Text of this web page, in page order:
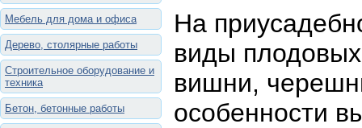
Мебель для дома и офиса
Дерево, столярные работы
Строительное оборудование и
техника
Бетон, бетонные работы
На
виды
вишни,
особенности